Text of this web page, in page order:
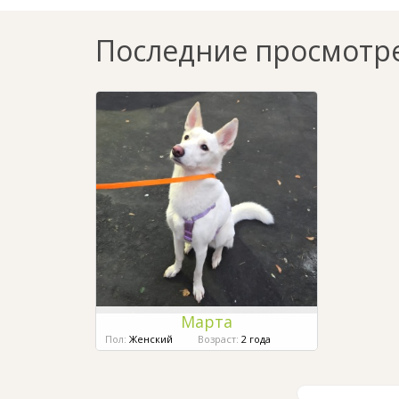
Последние
Марта
Пол: Женский Возраст: 2 года